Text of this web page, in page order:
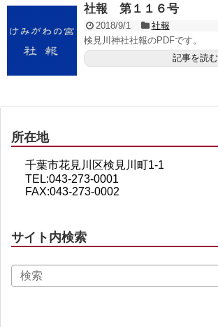
社報 第１１６号
2018/9/1
社報
検見川神社社報のPDFです。
記事を読む
所在地
千葉市花見川区検見川町1-1
TEL:043-273-0001
FAX:043-273-0002
サイト内検索